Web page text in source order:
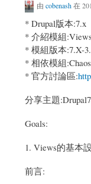
由 cobenash在
* Drupal版本:7.x
* 介紹模組:Views
* 模組版本:7.X-
* 相依模組
* 官方討論區:
分享主題
Goals:
1. Views的基本
前言: